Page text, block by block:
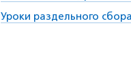
Уроки раздельного